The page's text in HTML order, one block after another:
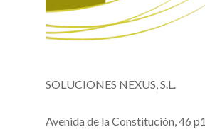
SOLUCIONES NEXUS, S.L.
Avenida de la Constitución, 46 p1